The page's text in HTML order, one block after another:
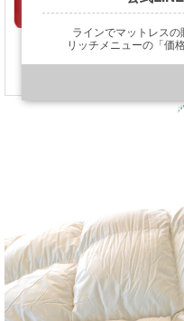
◆エクセルゴールドラベル
・使用羽毛品質 ★★★★
・嵩高性145mm以上
ラインでマットレスの
リッチメニューの「価
https://